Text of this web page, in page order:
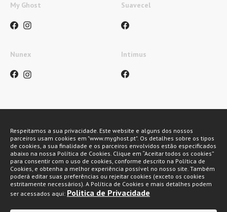
My Ghost Suavecel
Nunex Intimus
Métodos de pagamento
Respeitamos a sua privacidade. Este website e alguns dos nossos
parceiros usam cookies em "www.myghost.pt". Os detalhes sobre os tipos
de cookies, a sua finalidade e os parceiros envolvidos estão especificados
abaixo na nossa Política de Cookies. Clique em “Aceitar todos os cookies”
para consentir com o uso de cookies, conforme descrito na Política de
Cookies, e obtenha a melhor experiência possível no nosso site. Também
poderá editar suas preferências ou rejeitar cookies (exceto os cookies
estritamente necessários). A Política de Cookies e mais detalhes podem
ser acessados aqui: Politica de Privacidade